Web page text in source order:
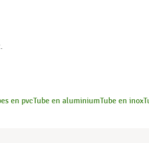
en pvcTube en aluminiumTube en inox